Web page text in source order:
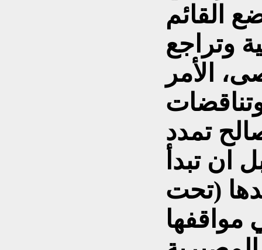
القائم
وتراجع
الأمر
تمدد
ان تبدأ
(تحت
مواقفها